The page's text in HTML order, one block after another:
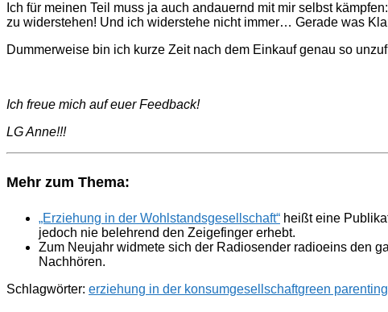
Ich für meinen Teil muss ja auch andauernd mit mir selbst
zu widerstehen! Und ich widerstehe nicht immer… Gerade was
Dummerweise bin ich kurze Zeit nach dem Einkauf genau so
Ich freue mich auf euer Feedback!
LG Anne!!!
Mehr zum Thema:
„Erziehung in der Wohlstandsgesellschaft“ heißt eine
jedoch nie belehrend den Zeigefinger erhebt.
Zum Neujahr widmete sich der Radiosender radioeins den
Nachhören.
Schlagwörter: erziehung in der konsumgesellschaftgreen parenting